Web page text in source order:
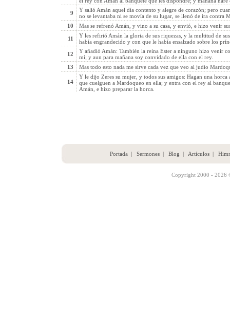
9
Y salió Amán aquel día contento y alegre de corazón; pero
no se levantaba ni se movía de su lugar, se llenó de ira contra
10
Mas se refrenó Amán, y vino a su casa, y envió, e hizo venir
11
Y les refirió Amán la gloria de sus riquezas, y la multitud de
había engrandecido y con que le había ensalzado sobre los
12
Y añadió Amán: También la reina Ester a ninguno hizo venir
mí; y aun para mañana soy convidado de ella con el rey.
13
Mas todo esto nada me sirve cada vez que veo al judío
14
Y le dijo Zeres su mujer, y todos sus amigos: Hagan una
que cuelguen a Mardoqueo en ella; y entra con el rey al
Amán, e hizo preparar la horca.
Portada | Sermones| Blog | Artículos|
Copyright 2000 - 2026